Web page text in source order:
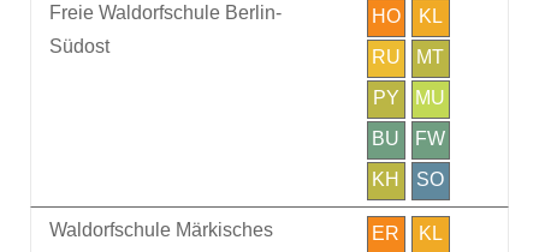
Freie Waldorfschule Berlin-
Südost
HO
KL
RU
MT
PY
MU
BU
FW
KH
SO
Waldorfschule Märkisches
ER
KL